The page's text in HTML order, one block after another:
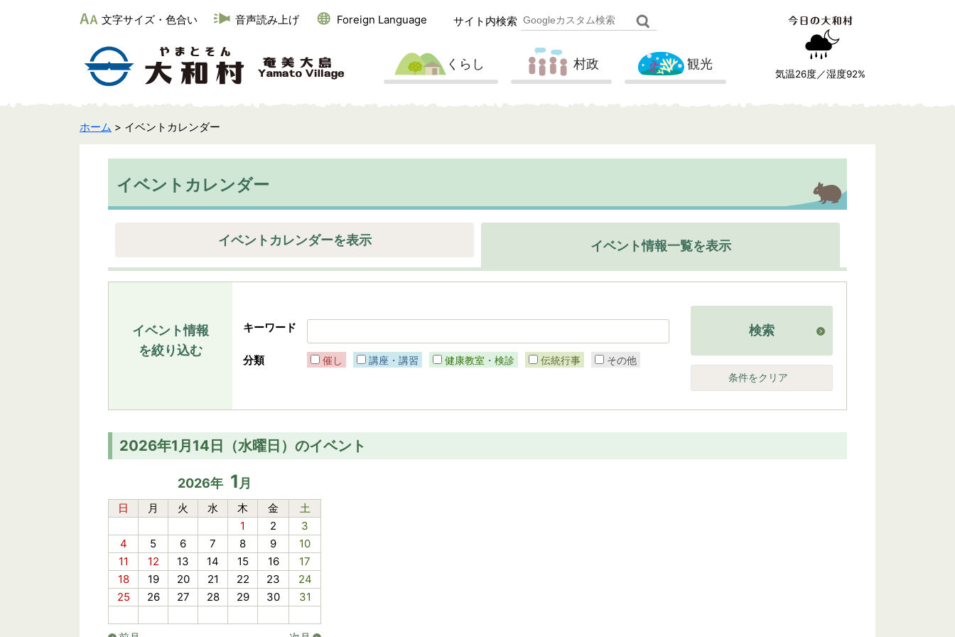
文字サイズ・色合い 音声読み上げ Foreign Language サイト内検索
くらし 村政 観光
気温26度／湿度92%
ホーム > イベントカレンダー
イベントカレンダー
イベントカレンダーを表示 イベント情報一覧を表示
イベント情報
を絞り込む
キーワード
分類 催し 講座・講習 健康教室・検診 伝統行事 その他
検索
条件をクリア
2026年1月14日（水曜日）のイベント
2026年 1 月
日 月 火 水 木 金
土
1
2
3
4
5 6 7 8 9
10
11
12 13 14 15 16
17
18
19 20 21 22 23
24
25
26 27 28 29 30 31